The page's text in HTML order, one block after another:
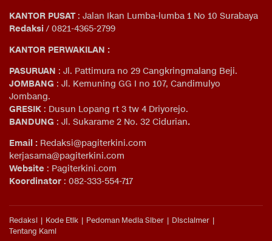
KANTOR PUSAT: Jalan Ikan Lumba-lumba 1 No 10 Surabaya
Redaksi / 0821-4365-2799
KANTOR PERWAKILAN :
PASURUAN : Jl. Pattimura no 29 Cangkringmalang Beji.
JOMBANG : Jl. Kemuning GG I no 107, Candimulyo
Jombang.
GRESIK : Dusun Lopang rt 3 tw 4 Driyorejo.
BANDUNG : Jl. Sukarame 2 No. 32 Cidurian.
Email : Redaksi@pagiterkini.com
kerjasama@pagiterkini.com
Website : Pagiterkini.com
Koordinator : 082-333-554-717
Redaksi Kode Etik Pedoman Media Siber
Disclaimer
Tentang Kami